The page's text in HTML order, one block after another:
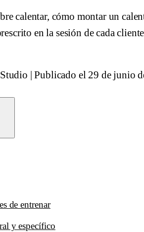
calentar, cómo montar un
en la sesión de cada
|Publicado el 29 de junio
de entrenar
y específico